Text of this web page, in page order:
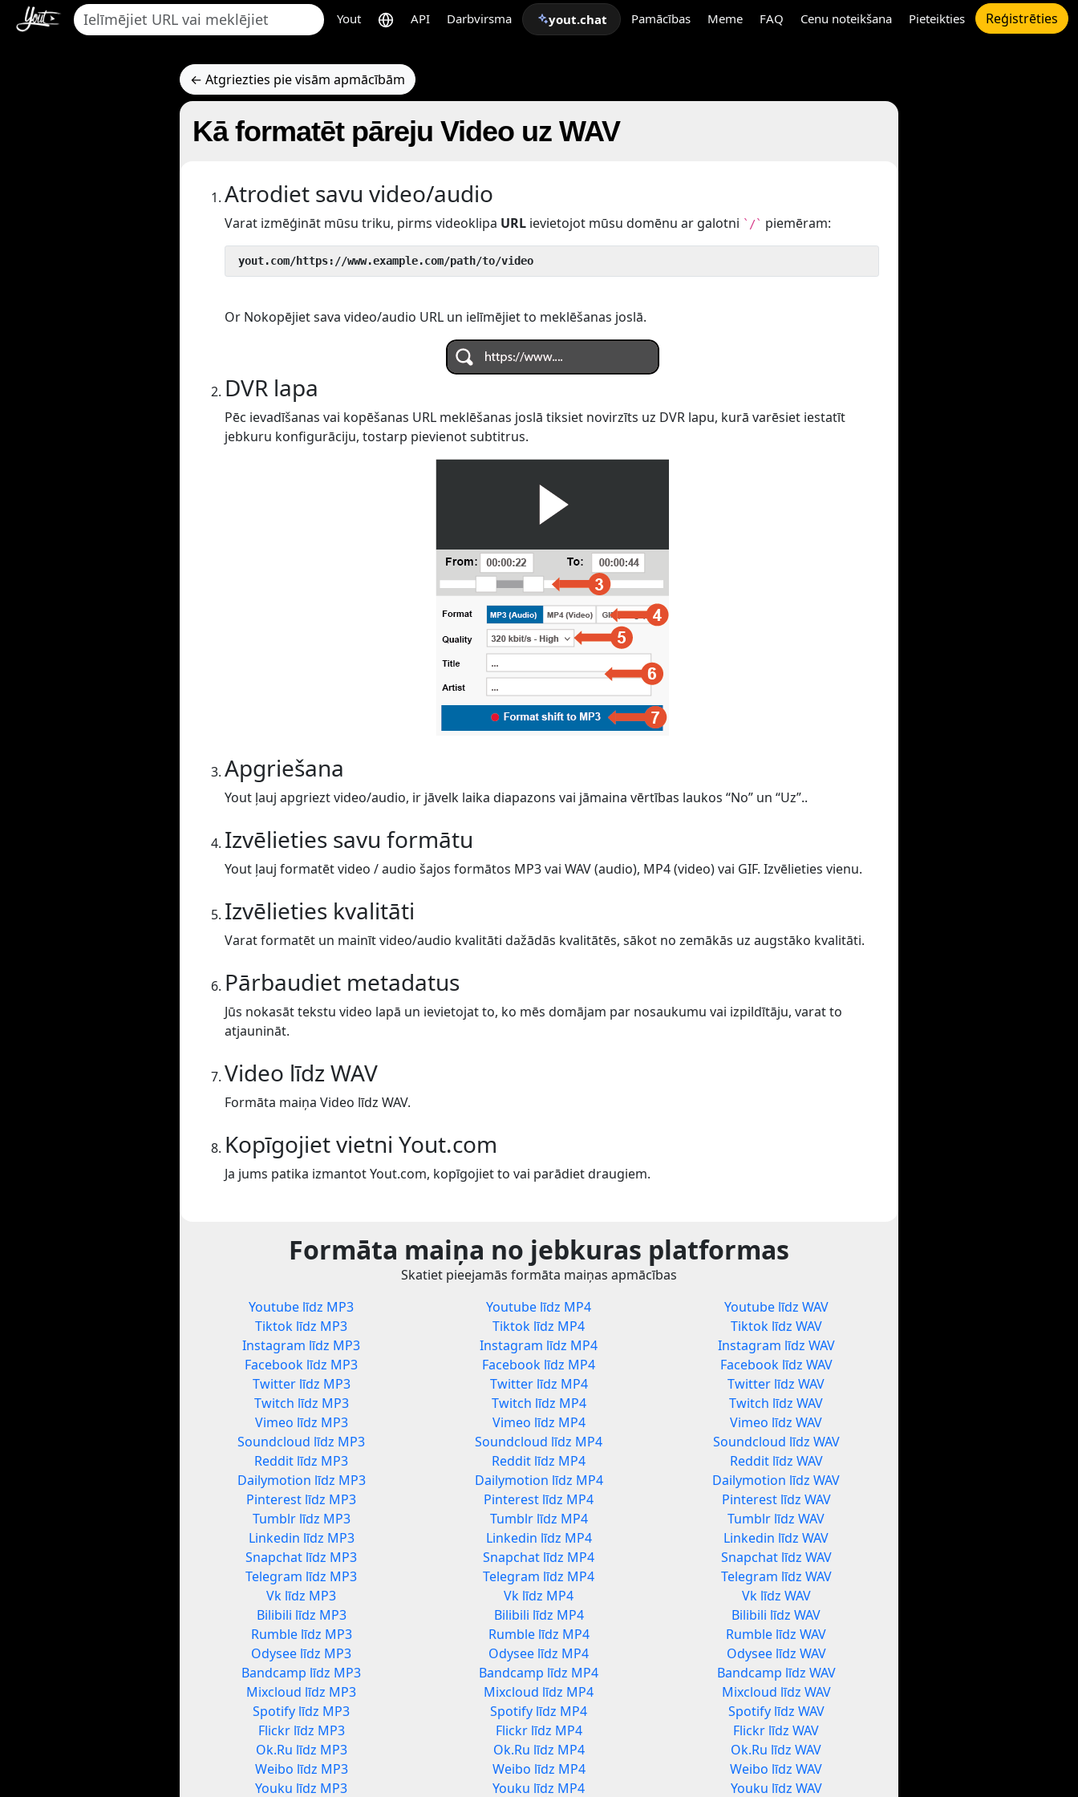
Yout API Darbvirsma yout.chat Pamācības Meme FAQ Cenu noteikšana Pieteikties Reģistrēties
← Atgriezties pie visām apmācībām
Kā formatēt pāreju Video uz WAV
Atrodiet savu video/audio
Varat izmēģināt mūsu triku, pirms videoklipa URL ievietojot mūsu domēnu ar galotni `/` piemēram:
yout.com/https://www.example.com/path/to/video
Or Nokopējiet sava video/audio URL un ielīmējiet to meklēšanas joslā.
DVR lapa
Pēc ievadīšanas vai kopēšanas URL meklēšanas joslā tiksiet novirzīts uz DVR lapu, kurā varēsiet iestatīt
jebkuru konfigurāciju, tostarp pievienot subtitrus.
Apgriešana
Yout ļauj apgriezt video/audio, ir jāvelk laika diapazons vai jāmaina vērtības laukos “No” un “Uz”..
Izvēlieties savu formātu
Yout ļauj formatēt video / audio šajos formātos MP3 vai WAV (audio), MP4 (video) vai GIF. Izvēlieties vienu.
Izvēlieties kvalitāti
Varat formatēt un mainīt video/audio kvalitāti dažādās kvalitātēs, sākot no zemākās uz augstāko kvalitāti.
Pārbaudiet metadatus
Jūs nokasāt tekstu video lapā un ievietojat to, ko mēs domājam par nosaukumu vai izpildītāju, varat to
atjaunināt.
Video līdz WAV
Formāta maiņa Video līdz WAV.
Kopīgojiet vietni Yout.com
Ja jums patika izmantot Yout.com, kopīgojiet to vai parādiet draugiem.
Formāta maiņa no jebkuras platformas
Skatiet pieejamās formāta maiņas apmācības
Youtube līdz MP3
Tiktok līdz MP3
Instagram līdz MP3
Facebook līdz MP3
Twitter līdz MP3
Twitch līdz MP3
Vimeo līdz MP3
Soundcloud līdz MP3
Reddit līdz MP3
Dailymotion līdz MP3
Pinterest līdz MP3
Tumblr līdz MP3
Linkedin līdz MP3
Snapchat līdz MP3
Telegram līdz MP3
Vk līdz MP3
Bilibili līdz MP3
Rumble līdz MP3
Odysee līdz MP3
Bandcamp līdz MP3
Mixcloud līdz MP3
Spotify līdz MP3
Flickr līdz MP3
Ok.Ru līdz MP3
Weibo līdz MP3
Youku līdz MP3
Youtube līdz MP4
Tiktok līdz MP4
Instagram līdz MP4
Facebook līdz MP4
Twitter līdz MP4
Twitch līdz MP4
Vimeo līdz MP4
Soundcloud līdz MP4
Reddit līdz MP4
Dailymotion līdz MP4
Pinterest līdz MP4
Tumblr līdz MP4
Linkedin līdz MP4
Snapchat līdz MP4
Telegram līdz MP4
Vk līdz MP4
Bilibili līdz MP4
Rumble līdz MP4
Odysee līdz MP4
Bandcamp līdz MP4
Mixcloud līdz MP4
Spotify līdz MP4
Flickr līdz MP4
Ok.Ru līdz MP4
Weibo līdz MP4
Youku līdz MP4
Youtube līdz WAV
Tiktok līdz WAV
Instagram līdz WAV
Facebook līdz WAV
Twitter līdz WAV
Twitch līdz WAV
Vimeo līdz WAV
Soundcloud līdz WAV
Reddit līdz WAV
Dailymotion līdz WAV
Pinterest līdz WAV
Tumblr līdz WAV
Linkedin līdz WAV
Snapchat līdz WAV
Telegram līdz WAV
Vk līdz WAV
Bilibili līdz WAV
Rumble līdz WAV
Odysee līdz WAV
Bandcamp līdz WAV
Mixcloud līdz WAV
Spotify līdz WAV
Flickr līdz WAV
Ok.Ru līdz WAV
Weibo līdz WAV
Youku līdz WAV